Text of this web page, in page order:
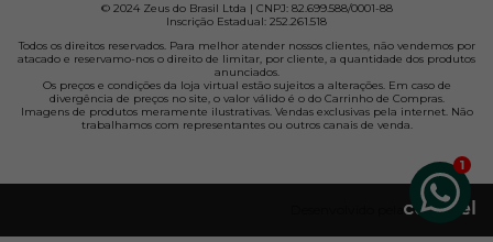
© 2024 Zeus do Brasil Ltda | CNPJ: 82.699.588/0001-88
Inscrição Estadual: 252.261.518
Todos os direitos reservados. Para melhor atender nossos clientes, não vendemos por
atacado e reservamo-nos o direito de limitar, por cliente, a quantidade dos produtos
anunciados.
Os preços e condições da loja virtual estão sujeitos a alterações. Em caso de
divergência de preços no site, o valor válido é o do Carrinho de Compras.
Imagens de produtos meramente ilustrativas. Vendas exclusivas pela internet. Não
trabalhamos com representantes ou outros canais de venda.